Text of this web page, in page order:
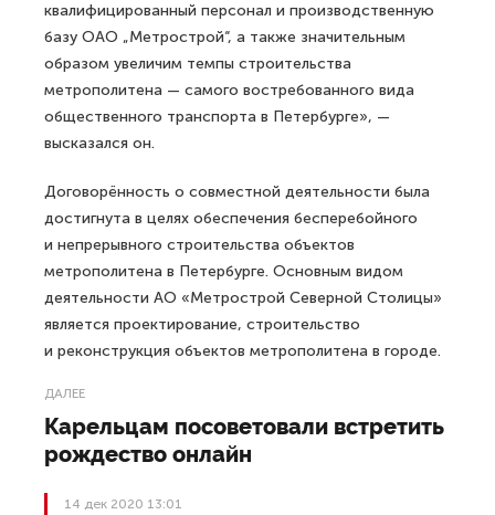
квалифицированный персонал и производственную
базу ОАО „Метрострой“, а также значительным
образом увеличим темпы строительства
метрополитена — самого востребованного вида
общественного транспорта в Петербурге», —
высказался он.
Договорённость о совместной деятельности была
достигнута в целях обеспечения бесперебойного
и непрерывного строительства объектов
метрополитена в Петербурге. Основным видом
деятельности АО «Метрострой Северной Столицы»
является проектирование, строительство
и реконструкция объектов метрополитена в городе.
ДАЛЕЕ
Карельцам посоветовали встретить
рождество онлайн
14 дек 2020 13:01